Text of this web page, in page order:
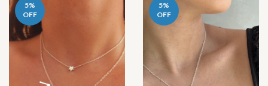
5%
OFF
5%
OFF